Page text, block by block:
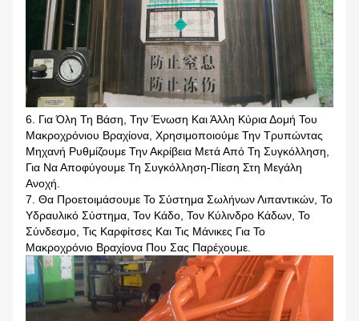
6. Για Όλη Τη Βάση, Την Ένωση Και Άλλη Κύρια Δομή Του
Μακροχρόνιου Βραχίονα, Χρησιμοποιούμε Την Τρυπώντας
Μηχανή Ρυθμίζουμε Την Ακρίβεια Μετά Από Τη Συγκόλληση,
Για Να Αποφύγουμε Τη Συγκόλληση-Πίεση Στη Μεγάλη
Ανοχή.
7. Θα Προετοιμάσουμε Το Σύστημα Σωλήνων Λιπαντικών, Το
Υδραυλικό Σύστημα, Τον Κάδο, Τον Κύλινδρο Κάδων, Το
Σύνδεσμο, Τις Καρφίτσες Και Τις Μάνικες Για Το
Μακροχρόνιο Βραχίονα Που Σας Παρέχουμε.